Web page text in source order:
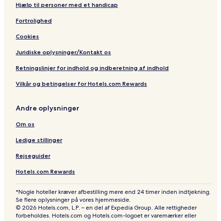
a
n
e
n
i
o
n
s
r
a
n
S
a
,
O
r
R
s
T
e
a
t
e
&
o
e
G
m
L
f
t
,
T
m
d
R
s
R
d
w
i
n
g
a
e
V
Hjælp til personer med et handicap
Fortrolighed
Cookies
Juridiske oplysninger/Kontakt os
Retningslinjer for indhold og indberetning af indhold
Vilkår og betingelser for Hotels.com Rewards
Andre oplysninger
Om os
Ledige stillinger
Rejseguider
Hotels.com Rewards
*Nogle hoteller kræver afbestilling mere end 24 timer inden indtjekning.
Se flere oplysninger på vores hjemmeside.
© 2026 Hotels.com, L.P. – en del af Expedia Group. Alle rettigheder
forbeholdes. Hotels.com og Hotels.com-logoet er varemærker eller